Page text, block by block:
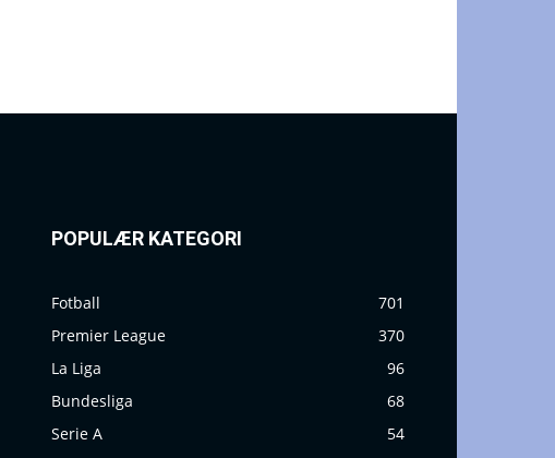
POPULÆR KATEGORI
Fotball
701
Premier League
370
La Liga
96
Bundesliga
68
Serie A
54